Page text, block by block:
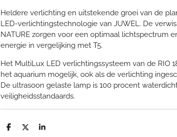
Heldere verlichting en uitstekende groei van de
LED-verlichtingstechnologie van JUWEL. De
NATURE zorgen voor een optimaal lichtspectrum
energie in vergelijking met T5.
Het MultiLux LED verlichtingssysteem van de RIO
het aquarium mogelijk, ook als de verlichting
De ultrasoon gelaste lamp is 100 procent
veiligheidsstandaards.
D
D
S